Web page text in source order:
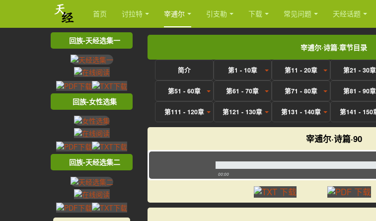
首页 讨拉特 宰逋尔 引支勒 下载 常见问题 天经话题
宰逋尔·诗篇·章节目录
简介 第1 - 10章 第11 - 20章 第21 - 30章
第51 - 60章 第61 - 70章 第71 - 80章 第81 - 90章
第111 - 120章 第121 - 130章 第131 - 140章 第141 - 150
宰逋尔·诗篇·90
00:00
回族-天经选集一
回族-女性选集
回族-天经选集二